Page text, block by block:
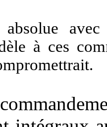
absolue
à ces